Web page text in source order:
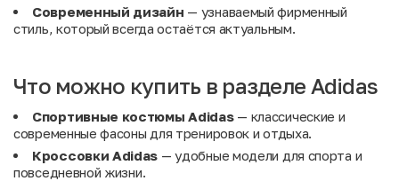
Современный дизайн — узнаваемый фирменный
стиль, который всегда остаётся актуальным.
Что можно купить в разделе Adidas
Спортивные костюмы Adidas— классические и
современные фасоны для тренировок и отдыха.
Кроссовки Adidas — удобные модели для спорта и
повседневной жизни.